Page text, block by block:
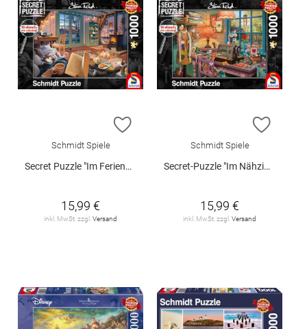
ZUR WUNSCHLISTE HINZUFÜGEN
Schmidt Spiele
Secret Puzzle "Im Ferienhaus", 1000 Teile
15,99 €
inkl. MwSt. zzgl. Versand
ZUR
Schmidt Spiele
Secret-Puzzle "Im Nähzimmer", 1000 Teile
15,99 €
inkl. MwSt. zzgl. Versand